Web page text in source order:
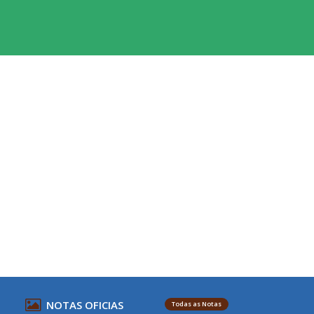
NOTAS OFICIAS Todas as Notas